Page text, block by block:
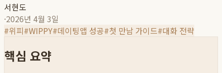
서현도
·2026년 4월 3일
#위피#WIPPY#데이팅앱 성공#첫 만남 가이드#대화 전략
핵심 요약